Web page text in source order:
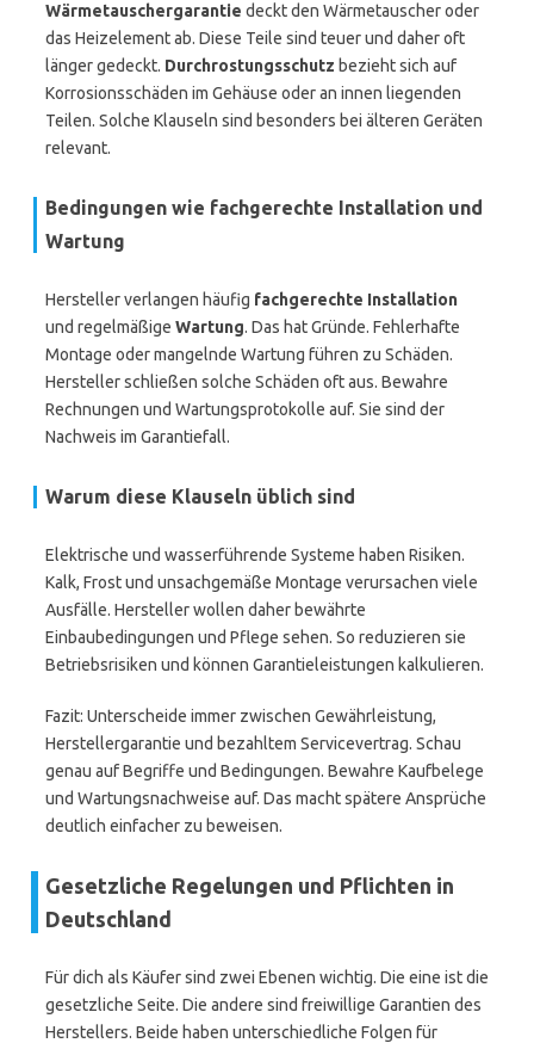
Wärmetauschergarantie deckt den Wärmetauscher oder
das Heizelement ab. Diese Teile sind teuer und daher oft
länger gedeckt. Durchrostungsschutz bezieht sich auf
Korrosionsschäden im Gehäuse oder an innen liegenden
Teilen. Solche Klauseln sind besonders bei älteren Geräten
relevant.
Bedingungen wie fachgerechte Installation und
Wartung
Hersteller verlangen häufig fachgerechte Installation
und regelmäßige Wartung. Das hat Gründe. Fehlerhafte
Montage oder mangelnde Wartung führen zu Schäden.
Hersteller schließen solche Schäden oft aus. Bewahre
Rechnungen und Wartungsprotokolle auf. Sie sind der
Nachweis im Garantiefall.
Warum diese Klauseln üblich sind
Elektrische und wasserführende Systeme haben Risiken.
Kalk, Frost und unsachgemäße Montage verursachen viele
Ausfälle. Hersteller wollen daher bewährte
Einbaubedingungen und Pflege sehen. So reduzieren sie
Betriebsrisiken und können Garantieleistungen kalkulieren.
Fazit: Unterscheide immer zwischen Gewährleistung,
Herstellergarantie und bezahltem Servicevertrag. Schau
genau auf Begriffe und Bedingungen. Bewahre Kaufbelege
und Wartungsnachweise auf. Das macht spätere Ansprüche
deutlich einfacher zu beweisen.
Gesetzliche Regelungen und Pflichten in
Deutschland
Für dich als Käufer sind zwei Ebenen wichtig. Die eine ist die
gesetzliche Seite. Die andere sind freiwillige Garantien des
Herstellers. Beide haben unterschiedliche Folgen für